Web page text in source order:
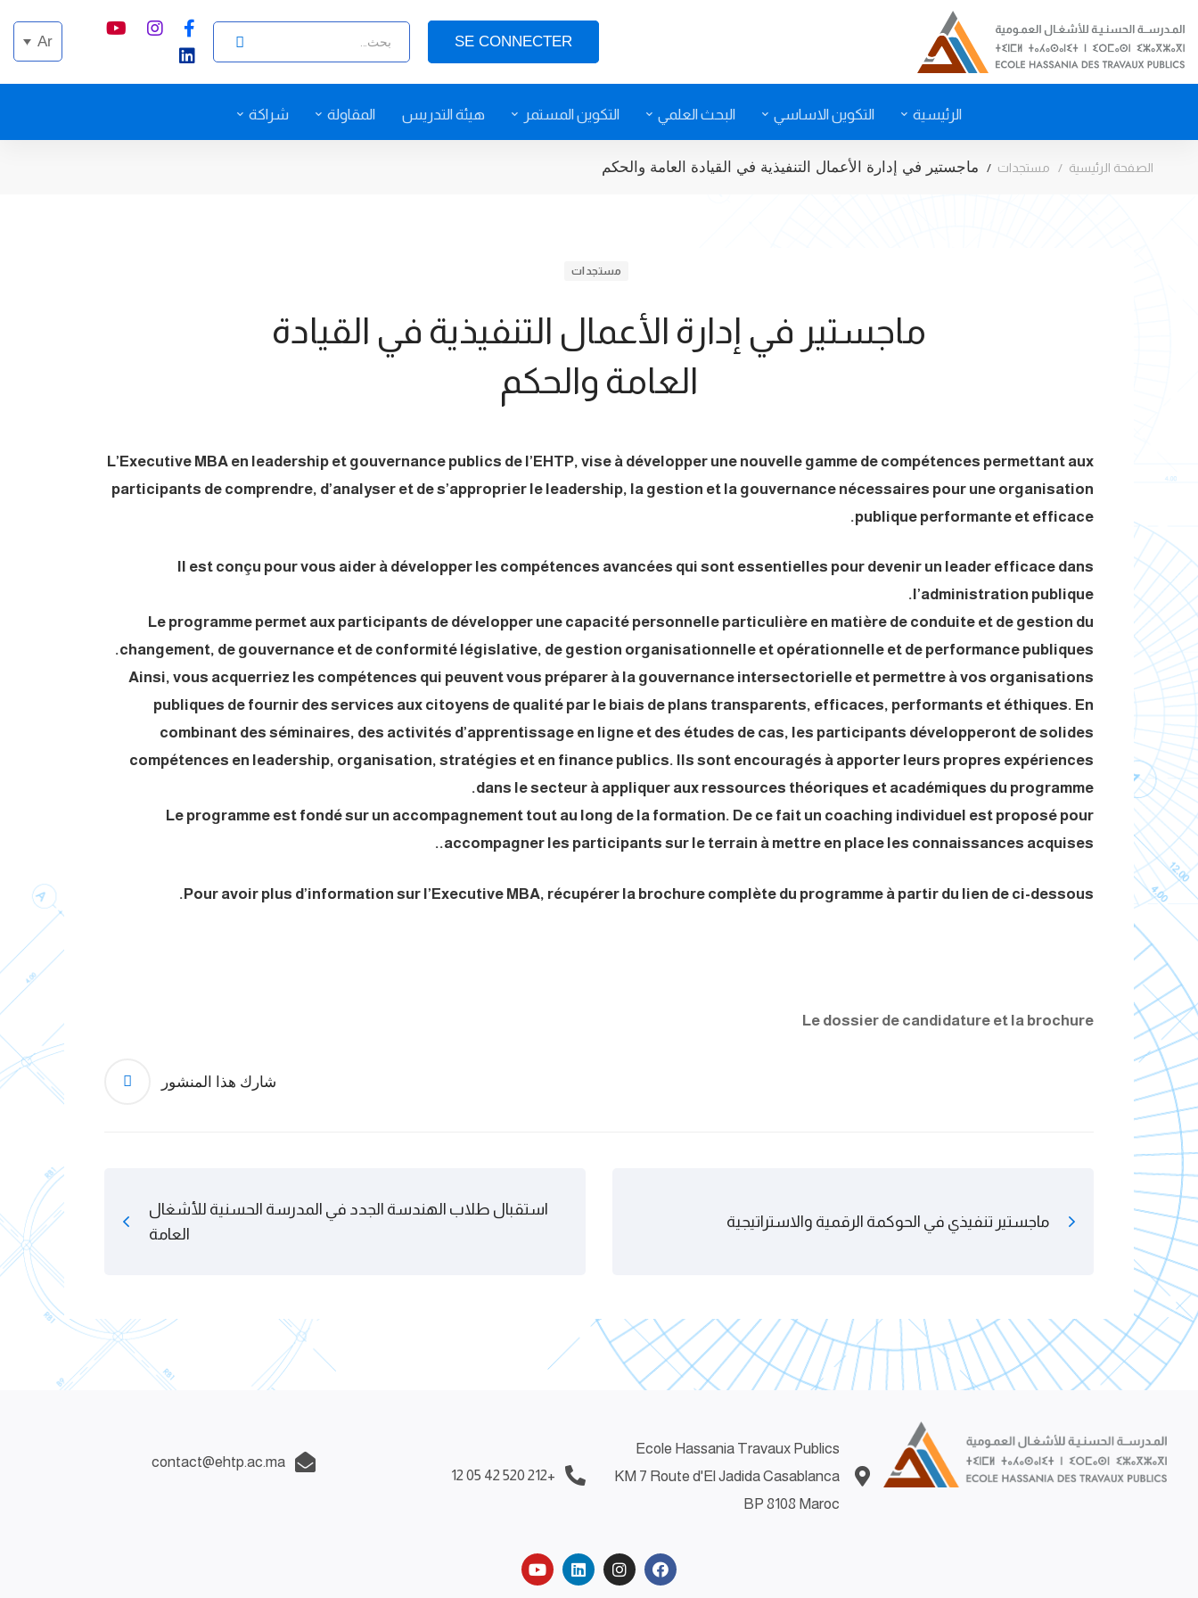
SE CONNECTER
Ar
الرئيسية التكوين الاساسي البحث العلمي التكوين المستمر هيئة التدريس المقاولة شراكة
الصفحة الرئيسية مستجدات ماجستير في إدارة الأعمال التنفيذية في القيادة العامة والحكم
مستجدات
ماجستير في إدارة الأعمال التنفيذية في القيادة
العامة والحكم
L’Executive MBA en leadership et gouvernance publics de l’EHTP, vise à développer une nouvelle gamme de compétences permettant aux
participants de comprendre, d’analyser et de s’approprier le leadership, la gestion et la gouvernance nécessaires pour une organisation
publique performante et efficace.
Il est conçu pour vous aider à développer les compétences avancées qui sont essentielles pour devenir un leader efficace dans
l’administration publique.
Le programme permet aux participants de développer une capacité personnelle particulière en matière de conduite et de gestion du
changement, de gouvernance et de conformité législative, de gestion organisationnelle et opérationnelle et de performance publiques.
Ainsi, vous acquerriez les compétences qui peuvent vous préparer à la gouvernance intersectorielle et permettre à vos organisations
publiques de fournir des services aux citoyens de qualité par le biais de plans transparents, efficaces, performants et éthiques. En
combinant des séminaires, des activités d’apprentissage en ligne et des études de cas, les participants développeront de solides
compétences en leadership, organisation, stratégies et en finance publics. Ils sont encouragés à apporter leurs propres expériences
dans le secteur à appliquer aux ressources théoriques et académiques du programme.
Le programme est fondé sur un accompagnement tout au long de la formation. De ce fait un coaching individuel est proposé pour
accompagner les participants sur le terrain à mettre en place les connaissances acquises..
Pour avoir plus d’information sur l’Executive MBA, récupérer la brochure complète du programme à partir du lien de ci-dessous.
Le dossier de candidature et la brochure
شارك هذا المنشور
ماجستير تنفيذي في الحوكمة الرقمية والاستراتيجية
استقبال طلاب الهندسة الجدد في المدرسة الحسنية للأشغال
العامة
Ecole Hassania Travaux Publics
KM 7 Route d'El Jadida Casablanca
BP 8108 Maroc
+212 520 42 05 12
contact@ehtp.ac.ma